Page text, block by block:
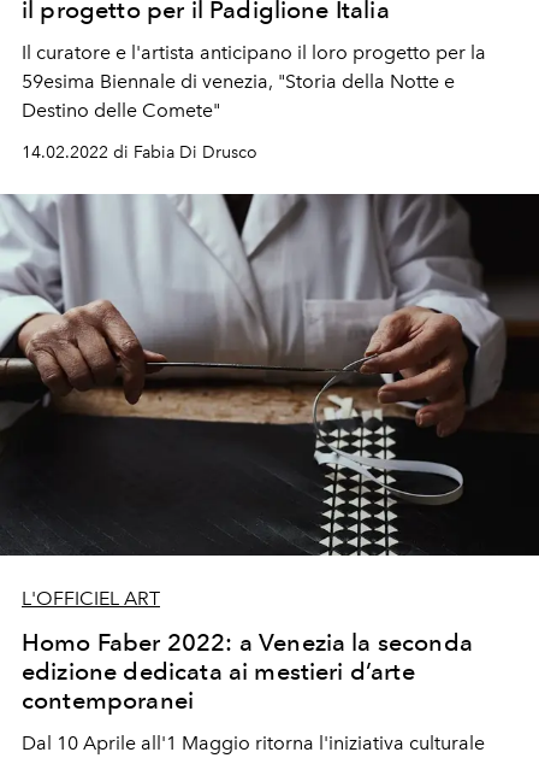
il progetto per il Padiglione Italia
Il curatore e l'artista anticipano il loro progetto per la
59esima Biennale di venezia, "Storia della Notte e
Destino delle Comete"
14.02.2022 di Fabia Di Drusco
L'OFFICIEL ART
Homo Faber 2022: a Venezia la seconda
edizione dedicata ai mestieri d’arte
contemporanei
Dal 10 Aprile all'1 Maggio ritorna l'iniziativa culturale